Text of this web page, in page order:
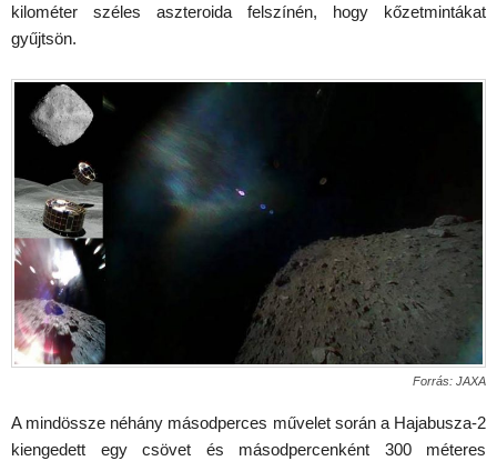
kilométer széles aszteroida felszínén, hogy kőzetmintákat
gyűjtsön.
Forrás: JAXA
A mindössze néhány másodperces művelet során a Hajabusza-2
kiengedett egy csövet és másodpercenként 300 méteres